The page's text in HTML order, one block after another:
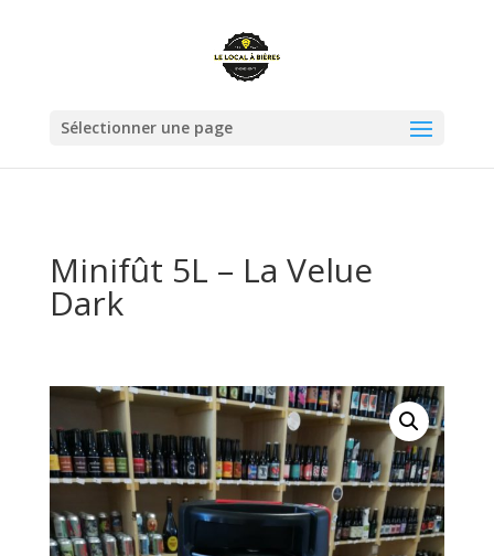
Sélectionner une page
Minifût 5L – La Velue
Dark